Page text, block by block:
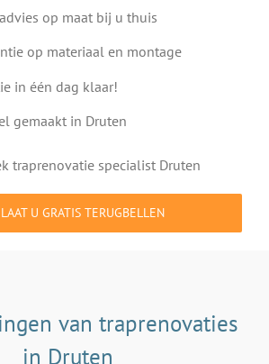
op maat bij u thuis
op materiaal en montage
in één dag klaar!
gemaakt in Druten
LAAT U GRATIS TERUGBELLEN
van traprenovaties
in Druten